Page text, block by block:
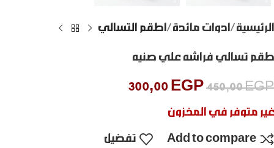
الرئيسية ادوات مائدة اطقم التسالي
طقم تسالي فراشه علي صنيه
450,00EGP
300,00 EGP
غير متوفر في المخزون
Add to compare تفضيل